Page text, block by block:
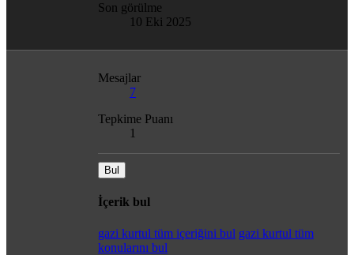
Son görülme
10 Eki 2025
Mesajlar
7
Tepkime Puanı
1
Bul
İçerik bul
gazi kurtul tüm içeriğini bul gazi kurtul tüm
konularını bul